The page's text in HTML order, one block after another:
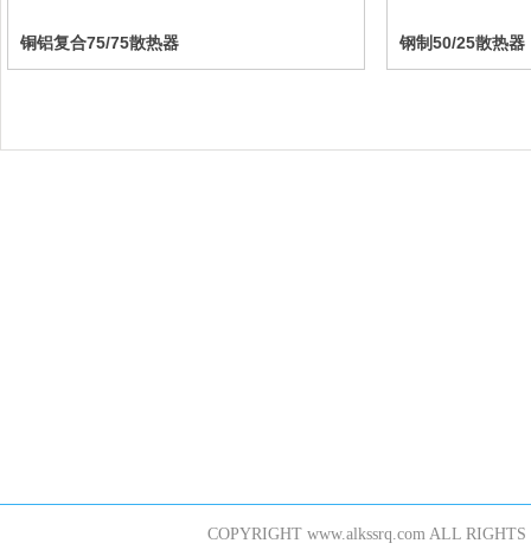
铜铝复合75/75散热器 钢制50/25散热器
COPYRIGHT www.alkssrq.com ALL